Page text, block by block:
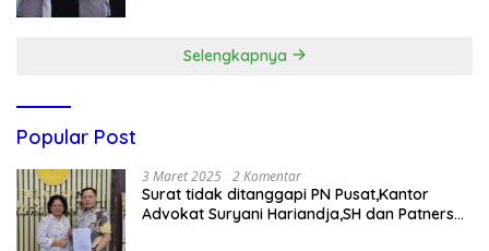
Selengkapnya
Popular Post
3 Maret 2025 2 Komentar
Surat tidak ditanggapi PN Pusat,Kantor
Advokat Suryani Hariandja,SH dan Patners